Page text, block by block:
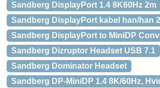
Sandberg DisplayPort 1.4 8K60Hz 2m
Sandberg DisplayPort kabel han/han
Sandberg DisplayPort to MiniDP
Sandberg Dizruptor Headset USB 7.1
Sandberg Dominator Headset
Sandberg DP-MiniDP 1.4 8K/60Hz,